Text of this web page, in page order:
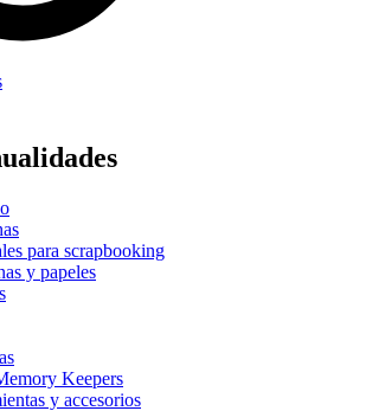
para scrapbooking
y papeles
Keepers
y accesorios